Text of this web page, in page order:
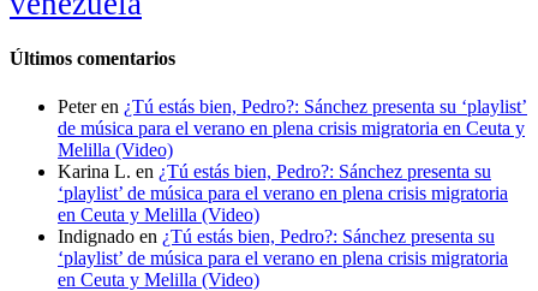
Últimos comentarios
Peteren ¿Tú estás bien, Pedro?: Sánchez presenta su ‘playlist’
de música para el verano en plena crisis migratoria en Ceuta y
Melilla (Video)
Karina L. en ¿Tú estás bien, Pedro?: Sánchez presenta su
‘playlist’ de música para el verano en plena crisis migratoria
en Ceuta y Melilla (Video)
Indignado en ¿Tú estás bien, Pedro?: Sánchez presenta su
‘playlist’ de música para el verano en plena crisis migratoria
en Ceuta y Melilla (Video)